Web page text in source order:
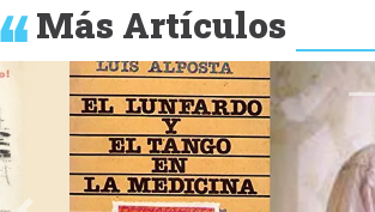
Más Artículos